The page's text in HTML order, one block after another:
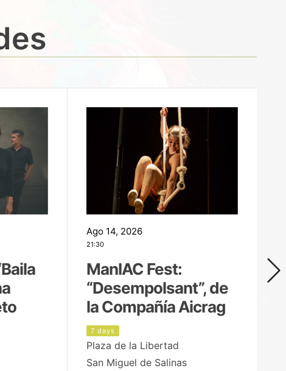
Ago 14, 2026
21:30
ManIAC Fest:
“Desempolsant”, de
la Compañía Aicrag
7 days
Plaza de la Libertad
San Miguel de Salinas